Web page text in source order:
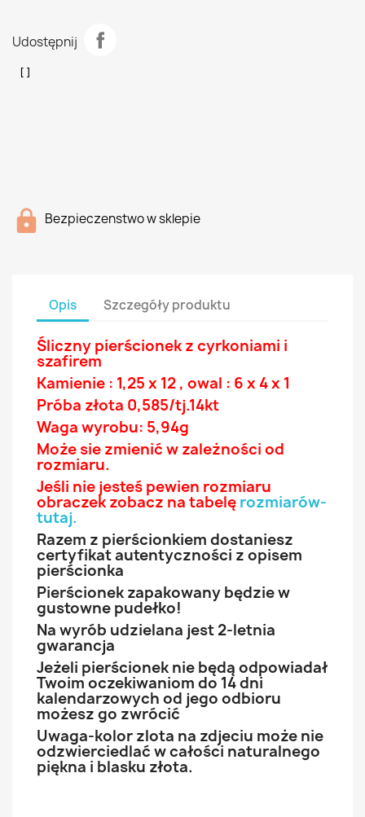
Udostępnij
Bezpieczenstwo w sklepie
Opis Szczegóły produktu
Śliczny pierścionek z cyrkoniami i
szafirem
Kamienie : 1,25 x 12 , owal : 6 x 4 x 1
Próba złota 0,585/tj.14kt
Waga wyrobu: 5,94g
Może sie zmienić w zależności od
rozmiaru.
Jeśli nie jesteś pewien rozmiaru
obraczek zobacz na tabelę rozmiarów-
tutaj.
Razem z pierścionkiem dostaniesz
certyfikat autentyczności z opisem
pierścionka
Pierścionek zapakowany będzie w
gustowne pudełko!
Na wyrób udzielana jest 2-letnia
gwarancja
Jeżeli pierścionek nie będą odpowiadał
Twoim oczekiwaniom do 14 dni
kalendarzowych od jego odbioru
możesz go zwrócić
Uwaga-kolor zlota na zdjeciu może nie
odzwierciedlać w całości naturalnego
piękna i blasku złota.